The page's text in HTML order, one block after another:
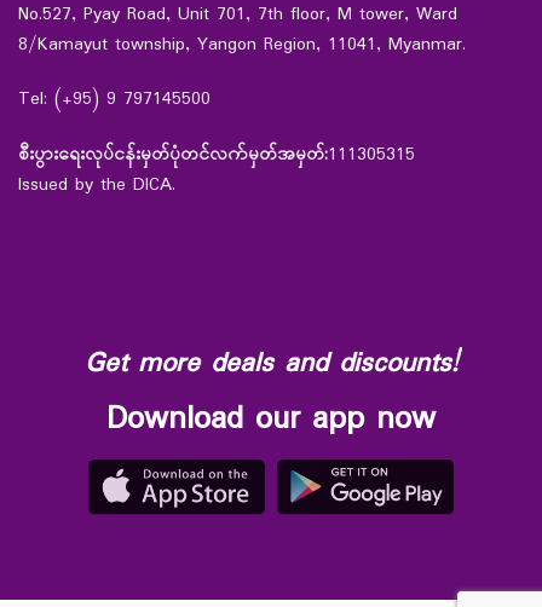
No.527, Pyay Road, Unit 701, 7th floor, M tower, Ward
8/Kamayut township, Yangon Region, 11041, Myanmar.
Tel: (+95) 9 797145500
စီးပွားရေးလုပ်ငန်းမှတ်ပုံတင်လက်မှတ်အမှတ်:111305315
Issued by the DICA.
Get more deals and discounts!
Download our app now